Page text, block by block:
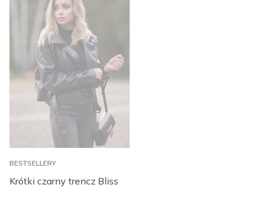
BESTSELLERY
Krótki czarny trencz Bliss